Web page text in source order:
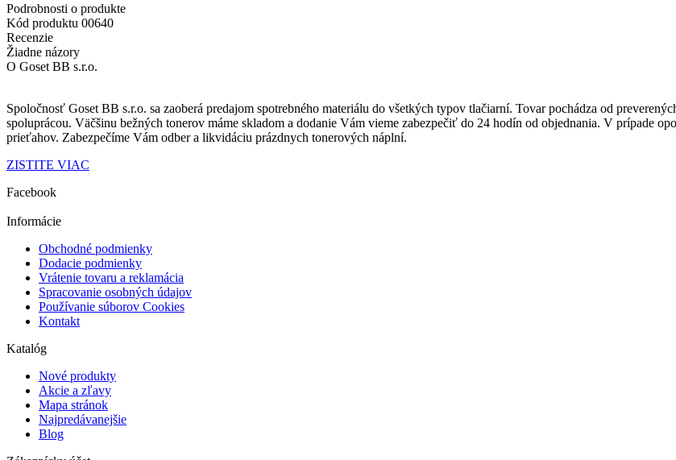
Podrobnosti o produkte
Kód produktu 00640
Recenzie
Žiadne názory
O Goset BB s.r.o.
Spoločnosť Goset BB s.r.o. sa zaoberá predajom spotrebného materiálu do všetkých typov tlačiarní. Tovar pochádza od
spoluprácou. Väčšinu bežných tonerov máme skladom a dodanie Vám vieme zabezpečiť do 24 hodín od objednania. V prípade
prieťahov. Zabezpečíme Vám odber a likvidáciu prázdnych tonerových náplní.
ZISTITE VIAC
Facebook
Informácie
Obchodné podmienky
Dodacie podmienky
Vrátenie tovaru a reklamácia
Spracovanie osobných údajov
Používanie súborov Cookies
Kontakt
Katalóg
Nové produkty
Akcie a zľavy
Mapa stránok
Najpredávanejšie
Blog